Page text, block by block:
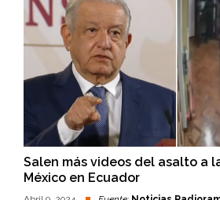
Salen más videos del asalto a
México en Ecuador